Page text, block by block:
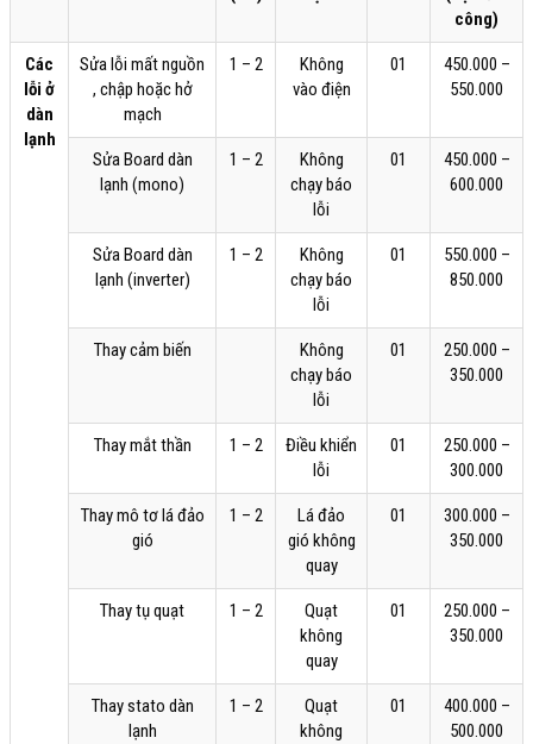
công)
Các
lỗi ở
dàn
lạnh
Sửa lỗi mất nguồn
, chập hoặc hở
mạch
1 – 2
Không
vào điện
01
450.000 –
550.000
Sửa Board dàn
lạnh (mono)
1 – 2
Không
chạy báo
lỗi
01
450.000 –
600.000
Sửa Board dàn
lạnh (inverter)
1 – 2
Không
chạy báo
lỗi
01
550.000 –
850.000
Thay cảm biến
Không
chạy báo
lỗi
01
250.000 –
350.000
Thay mắt thần 1 – 2
Điều khiển
lỗi
01
250.000 –
300.000
Thay mô tơ lá đảo
gió
1 – 2
Lá đảo
gió không
quay
01
300.000 –
350.000
Thay tụ quạt 1 – 2
Quạt
không
quay
01
250.000 –
350.000
Thay stato dàn
lạnh
1 – 2
Quạt
không
01
400.000 –
500.000